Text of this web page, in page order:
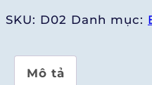
500cc/
700cc)
SKU: D02 Danh mục:
Mô tả